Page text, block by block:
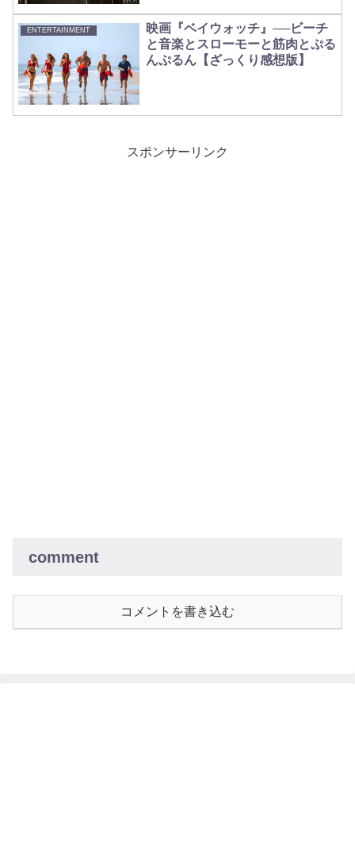
ENTERTAINMENT
映画『ベイウォッチ』──ビーチ
と音楽とスローモーと筋肉とぷる
んぷるん【ざっくり感想版】
スポンサーリンク
comment
コメントを書き込む